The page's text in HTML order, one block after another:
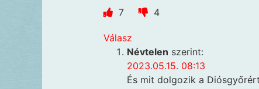
7
4
Válasz
Névtelen szerint:
2023.05.15. 08:13
És mit dolgozik a